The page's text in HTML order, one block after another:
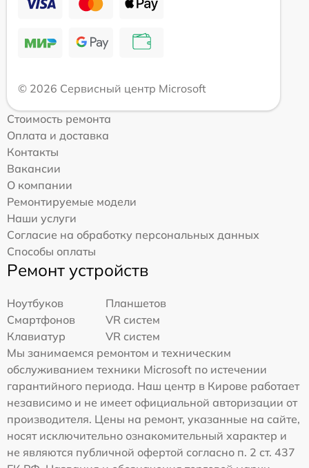
© 2026 Сервисный центр Microsoft
Стоимость ремонта
Оплата и доставка
Контакты
Вакансии
О компании
Ремонтируемые модели
Наши услуги
Согласие на обработку персональных данных
Способы оплаты
Ремонт устройств
Ноутбуков
Планшетов
Смартфонов
VR систем
Клавиатур
VR систем
Мы занимаемся ремонтом и техническим
обслуживанием техники Microsoft по истечении
гарантийного периода. Наш центр в Кирове работает
независимо и не имеет официальной авторизации от
производителя. Цены на ремонт, указанные на сайте,
носят исключительно ознакомительный характер и
не являются публичной офертой согласно п. 2 ст. 437